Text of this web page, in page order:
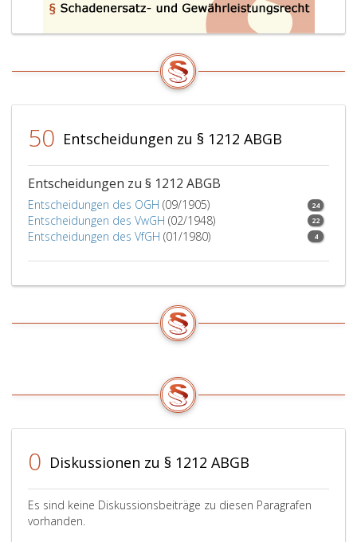
50 Entscheidungen zu § 1212 ABGB
Entscheidungen zu § 1212 ABGB
Entscheidungen des OGH (09/1905) 24
Entscheidungen des VwGH (02/1948) 22
Entscheidungen des VfGH (01/1980) 4
0 Diskussionen zu § 1212 ABGB
Es sind keine Diskussionsbeiträge zu diesen Paragrafen
vorhanden.